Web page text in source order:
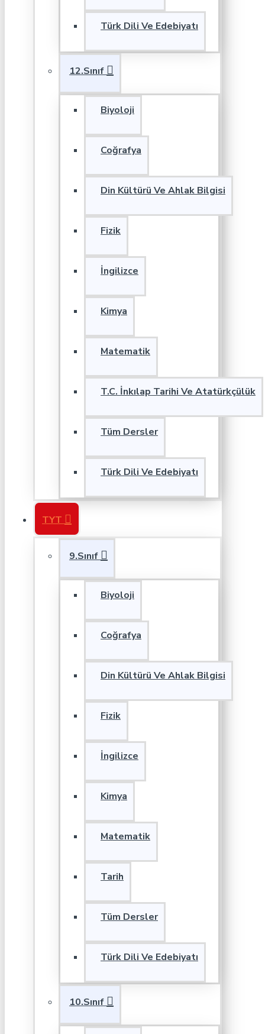
Türk Dili Ve Edebiyatı
12.Sınıf
Biyoloji
Coğrafya
Din Kültürü Ve Ahlak Bilgisi
Fizik
İngilizce
Kimya
Matematik
T.C. İnkılap Tarihi Ve Atatürkçülük
Tüm Dersler
Türk Dili Ve Edebiyatı
TYT
9.Sınıf
Biyoloji
Coğrafya
Din Kültürü Ve Ahlak Bilgisi
Fizik
İngilizce
Kimya
Matematik
Tarih
Tüm Dersler
Türk Dili Ve Edebiyatı
10.Sınıf